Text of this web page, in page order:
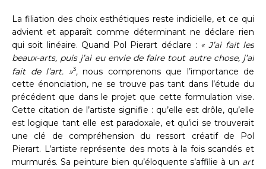
La filiation des choix esthétiques reste indicielle, et ce qui
advient et apparaît comme déterminant ne déclare rien
qui soit linéaire. Quand Pol Pierart déclare : « J’ai fait les
beaux-arts, puis j’ai eu envie de faire tout autre chose, j’ai
fait de l’art. »3,nous comprenons que l’importance de
cette énonciation, ne se trouve pas tant dans l’étude du
précédent que dans le projet que cette formulation vise.
Cette citation de l’artiste signifie : qu’elle est drôle, qu’elle
est logique tant elle est paradoxale, et qu’ici se trouverait
une clé de compréhension du ressort créatif de Pol
Pierart. L’artiste représente des mots à la fois scandés et
murmurés. Sa peinture bien qu’éloquente s’affilie à un art